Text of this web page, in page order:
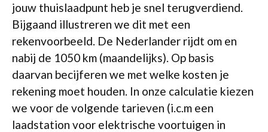
jouw thuislaadpunt heb je snel terugverdiend.
Bijgaand illustreren we dit met een
rekenvoorbeeld. De Nederlander rijdt om en
nabij de 1050 km (maandelijks). Op basis
daarvan becijferen we met welke kosten je
rekening moet houden. In onze calculatie kiezen
we voor de volgende tarieven (i.c.m een
laadstation voor elektrische voortuigen in